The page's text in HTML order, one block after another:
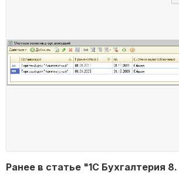
Ранее в статье "1С Бухгалтерия 8.